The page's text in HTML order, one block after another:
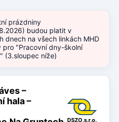
prázdniny
budou platit v
dnech na všech linkách MHD
pro "Pracovní dny-školní
(3.sloupec níže)
–
hala –
DSZO,s.r.o.